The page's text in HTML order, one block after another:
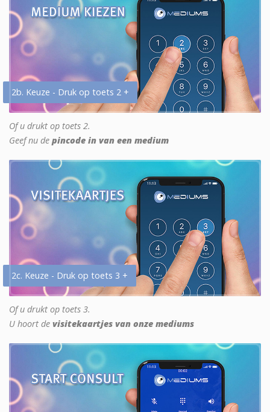
2b. Keuze - Druk op toets 2 +
Of u drukt op toets 2.
Geef nu de pincode in van een medium
2c. Keuze - Druk op toets 3 +
Of u drukt op toets 3.
U hoort de visitekaartjes van onze mediums